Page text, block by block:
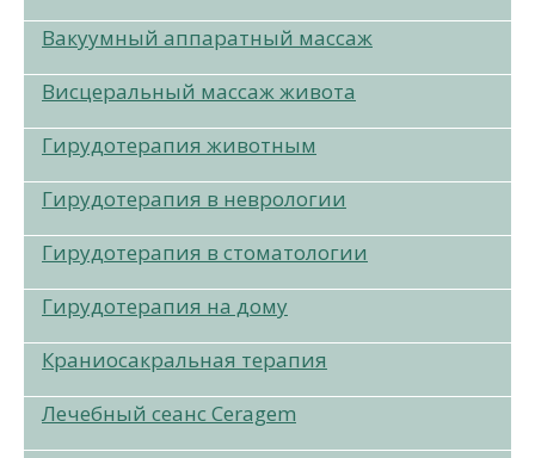
Вакуумный аппаратный массаж
Висцеральный массаж живота
Гирудотерапия животным
Гирудотерапия в неврологии
Гирудотерапия в стоматологии
Гирудотерапия на дому
Краниосакральная терапия
Лечебный сеанс Ceragem